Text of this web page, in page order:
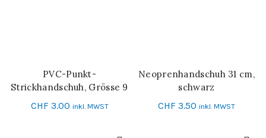
IN DEN WARENKORB
PVC-Punkt-
Strickhandschuh, Grösse 9
CHF 3.00 inkl. MWST
SCHNELL-EINKAUF
Neoprenhandschuh 31 cm,
schwarz
CHF 3.50 inkl. MWST